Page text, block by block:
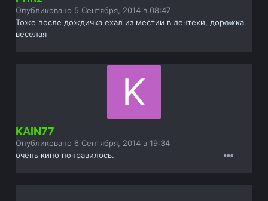
Опубликовано 5 Сентября, 2014 в 08:47
Тоже после дождичка ехал из местии в лентехи, дорожка
веселая
KAIN77
Опубликовано 6 Сентября, 2014 в 19:34
очень кино понравилось.